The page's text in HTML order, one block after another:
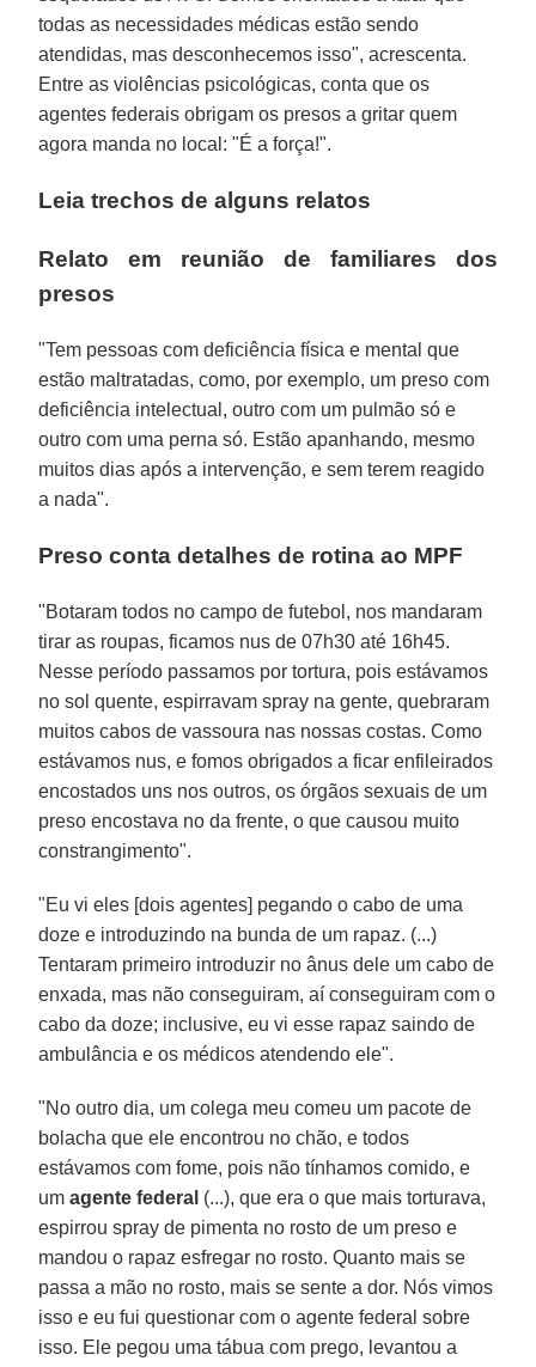
todas as necessidades médicas estão sendo
atendidas, mas desconhecemos isso", acrescenta.
Entre as violências psicológicas, conta que os
agentes federais obrigam os presos a gritar quem
agora manda no local: "É a força!".
Leia trechos de alguns relatos
Relato em reunião de familiares dos
presos
"Tem pessoas com deficiência física e mental que
estão maltratadas, como, por exemplo, um preso com
deficiência intelectual, outro com um pulmão só e
outro com uma perna só. Estão apanhando, mesmo
muitos dias após a intervenção, e sem terem reagido
a nada".
Preso conta detalhes de rotina ao MPF
"Botaram todos no campo de futebol, nos mandaram
tirar as roupas, ficamos nus de 07h30 até 16h45.
Nesse período passamos por tortura, pois estávamos
no sol quente, espirravam spray na gente, quebraram
muitos cabos de vassoura nas nossas costas. Como
estávamos nus, e fomos obrigados a ficar enfileirados
encostados uns nos outros, os órgãos sexuais de um
preso encostava no da frente, o que causou muito
constrangimento".
"Eu vi eles [dois agentes] pegando o cabo de uma
doze e introduzindo na bunda de um rapaz. (...)
Tentaram primeiro introduzir no ânus dele um cabo de
enxada, mas não conseguiram, aí conseguiram com o
cabo da doze; inclusive, eu vi esse rapaz saindo de
ambulância e os médicos atendendo ele".
"No outro dia, um colega meu comeu um pacote de
bolacha que ele encontrou no chão, e todos
estávamos com fome, pois não tínhamos comido, e
umagente federal (...), que era o que mais torturava,
espirrou spray de pimenta no rosto de um preso e
mandou o rapaz esfregar no rosto. Quanto mais se
passa a mão no rosto, mais se sente a dor. Nós vimos
isso e eu fui questionar com o agente federal sobre
isso. Ele pegou uma tábua com prego, levantou a